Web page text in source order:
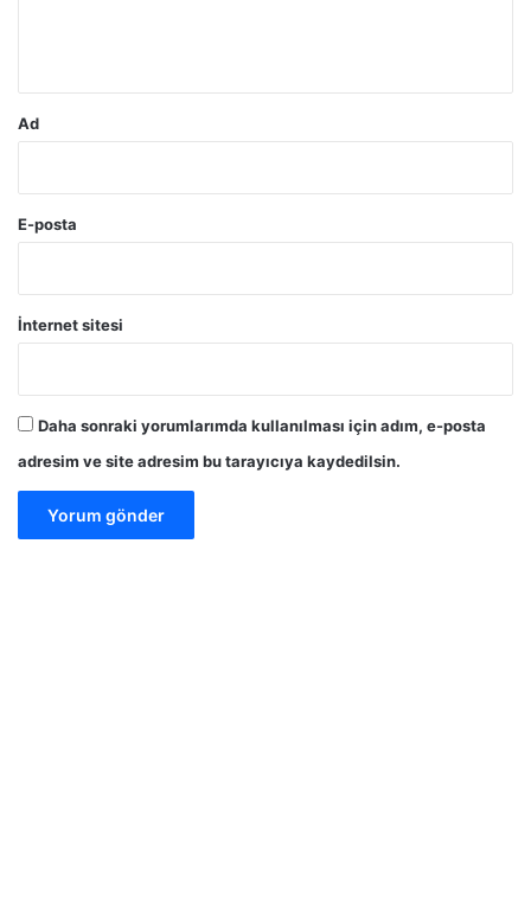
Ad
E-posta
İnternet sitesi
Daha sonraki yorumlarımda kullanılması için adım, e-posta
adresim ve site adresim bu tarayıcıya kaydedilsin.